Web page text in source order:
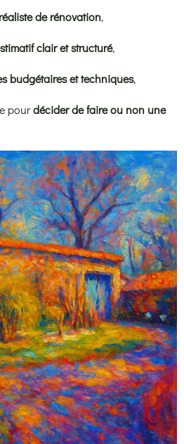
de rénovation,
clair et structuré,
budgétaires et techniques,
pourdécider de faire ou non une